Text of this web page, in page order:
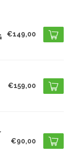
€149,00
€159,00
€90,00